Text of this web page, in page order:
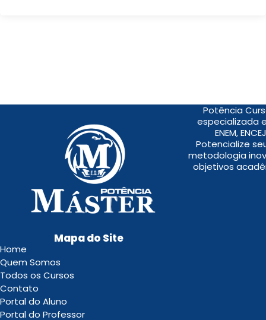
Potência
especializada
ENEM,
Potencialize
metodologia
objetivos
Mapa do Site
Home
Quem Somos
Todos os Cursos
Contato
Portal do Aluno
Portal do Professor